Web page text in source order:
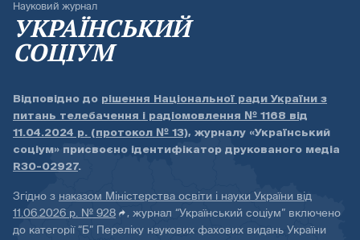
Науковий журнал
УКРАЇНСЬКИЙ
СОЦІУМ
Відповідно до рішення Національної ради України з
питань телебачення і радіомовлення № 1168 від
11.04.2024 р. (протокол № 13), журналу «Український
соціум» присвоєно ідентифікатор друкованого медіа
R30-02927.
Згідно з наказом Міністерства освіти і науки України від
11.06.2026 р. № 928
, журнал “Український соціум” включено
до категорії “Б” Переліку наукових фахових видань України